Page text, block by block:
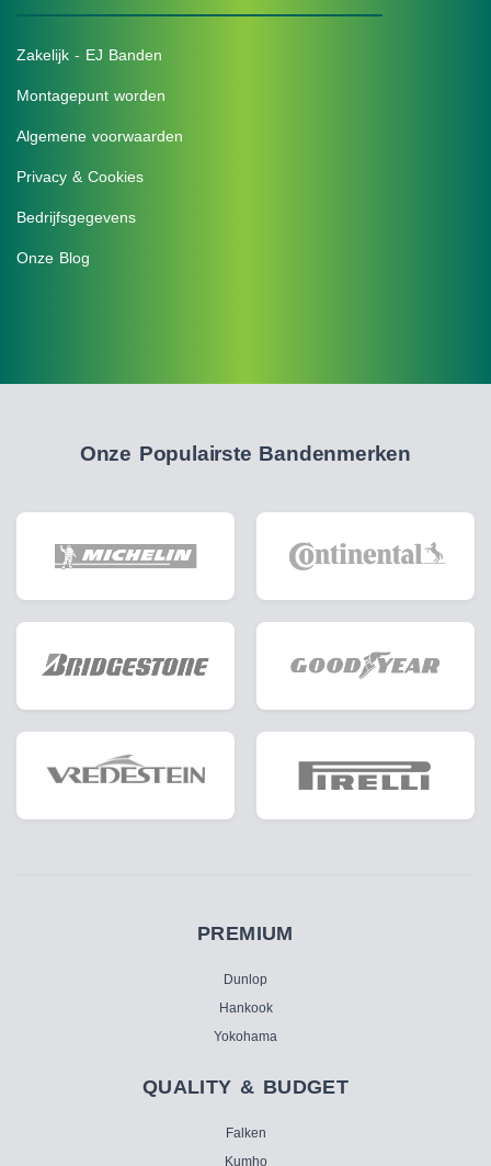
Zakelijk - EJ Banden
Montagepunt worden
Algemene voorwaarden
Privacy & Cookies
Bedrijfsgegevens
Onze Blog
Onze Populairste Bandenmerken
PREMIUM
Dunlop
Hankook
Yokohama
QUALITY & BUDGET
Falken
Kumho